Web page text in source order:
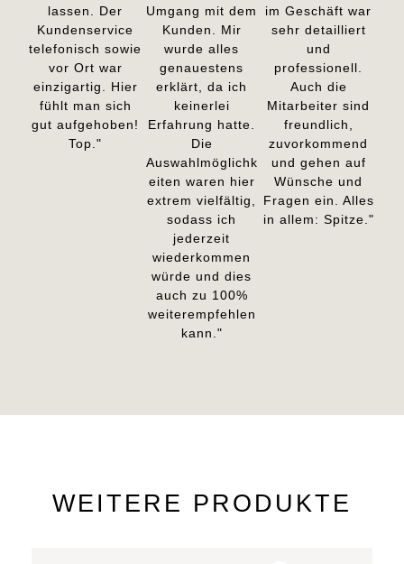
lassen. Der
Kundenservice
telefonisch sowie
vor Ort war
einzigartig. Hier
fühlt man sich
gut aufgehoben!
Top."
Umgang mit dem
Kunden. Mir
wurde alles
genauestens
erklärt, da ich
keinerlei
Erfahrung hatte.
Die
Auswahlmöglichk
eiten waren hier
extrem vielfältig,
sodass ich
jederzeit
wiederkommen
würde und dies
auch zu 100%
weiterempfehlen
kann."
im Geschäft war
sehr detailliert
und
professionell.
Auch die
Mitarbeiter sind
freundlich,
zuvorkommend
und gehen auf
Wünsche und
Fragen ein. Alles
in allem: Spitze."
WEITERE PRODUKTE